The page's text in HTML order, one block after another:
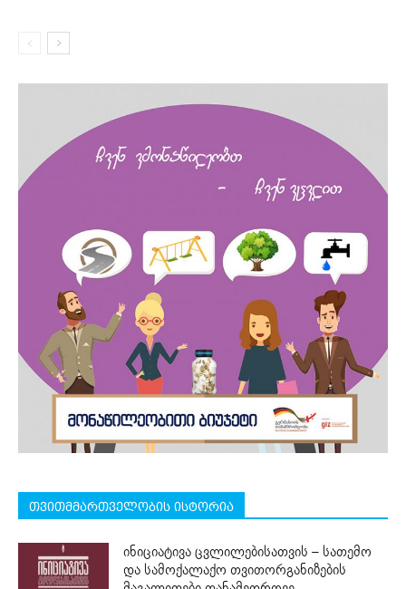
თვითმმართველობის ისტორია
ინიციატივა ცვლილებისათვის – სათემო
და სამოქალაქო თვითორგანიზების